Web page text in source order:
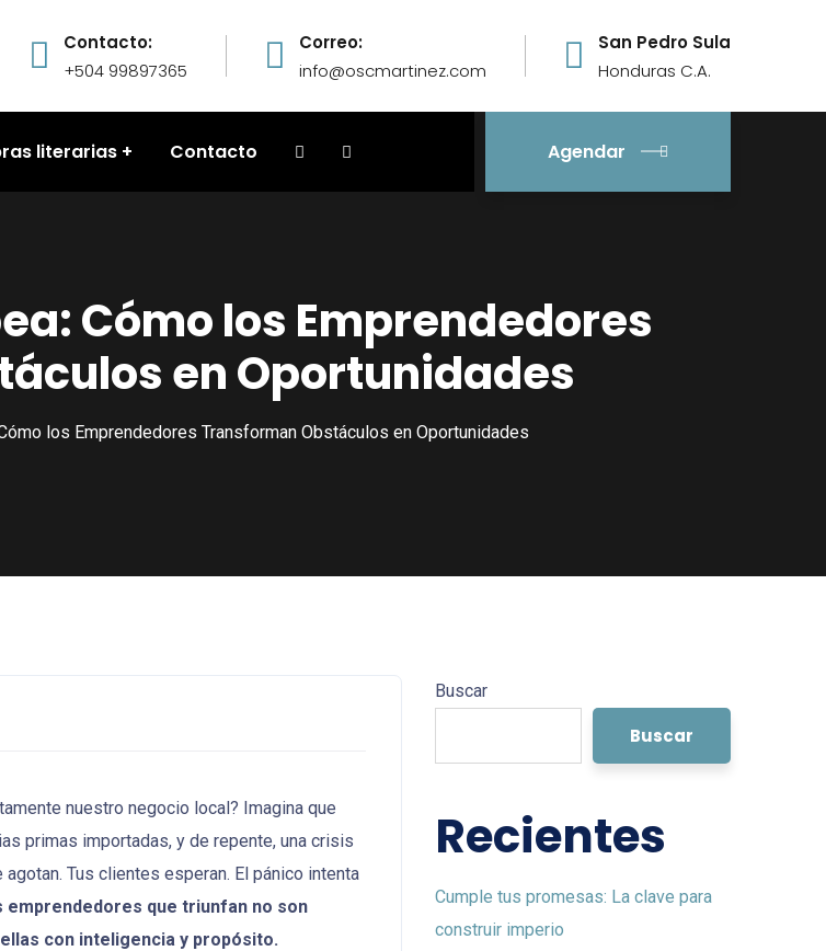
Contacto:
+504 99897365
Correo:
info@oscmartinez.com
San Pedro Sula
Honduras C.A.
literarias Contacto Agendar
Cómo los Emprendedores
en Oportunidades
los Emprendedores Transforman Obstáculos en Oportunidades
nuestro negocio local? Imagina que
primas importadas, y de repente, una crisis
Tus clientes esperan. El pánico intenta
emprendedores que triunfan no son
con inteligencia y propósito.
Buscar
Buscar
Recientes
Cumple tus promesas: La clave para
construir imperio